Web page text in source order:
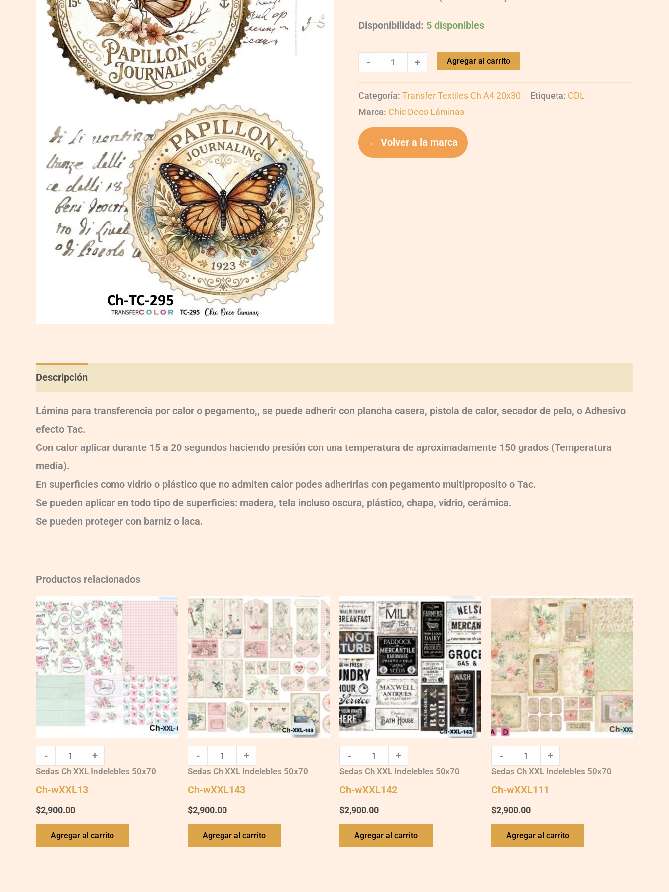
Disponibilidad: 5 disponibles
- + Agregar al carrito
Categoría: Transfer Textiles Ch A4 20x30 Etiqueta: CDL
Marca: Chic Deco Láminas
← Volver a la marca
Descripción
Lámina para transferencia por calor o pegamento,, se puede adherir con plancha casera, pistola de calor, secador de pelo, o Adhesivo
efecto Tac.
Con calor aplicar durante 15 a 20 segundos haciendo presión con una temperatura de aproximadamente 150 grados (Temperatura
media).
En superficies como vidrio o plástico que no admiten calor podes adherirlas con pegamento multiproposito o Tac.
Se pueden aplicar en todo tipo de superficies: madera, tela incluso oscura, plástico, chapa, vidrio, cerámica.
Se pueden proteger con barniz o laca.
Productos relacionados
Ch-
wXXL13
quantity
- +
Sedas Ch XXL Indelebles 50x70
Ch-wXXL13
$2,900.00
Agregar al carrito
Ch-
wXXL143
quantity
- +
Sedas Ch XXL Indelebles 50x70
Ch-wXXL143
$2,900.00
Agregar al carrito
Ch-
wXXL142
quantity
- +
Sedas Ch XXL Indelebles 50x70
Ch-wXXL142
$2,900.00
Agregar al carrito
Ch-
- +
Sedas Ch XXL Indelebles 50x70
Ch-wXXL111
$2,900.00
Agregar al carrito